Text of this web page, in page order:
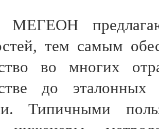
МЕГЕОН
тем самым
во многих
до эталонных
Типичными